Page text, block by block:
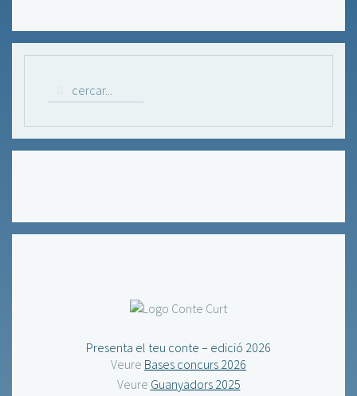
Presenta el teu conte – edició 2026
Veure Bases concurs 2026
Veure Guanyadors 2025